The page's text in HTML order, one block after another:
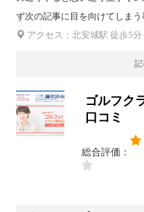
ず次の記事に目を向けてしま
アクセス：北安城駅 徒歩5分
ゴルフク
口コミ
総合評価：